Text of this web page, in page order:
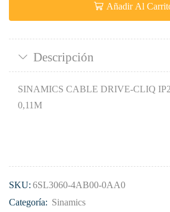
Añadir Al
Descripción
SINAMICS CABLE DRIVE-CLIQ
0,11M
SKU: 6SL3060-4AB00-0AA0
Categoría: Sinamics